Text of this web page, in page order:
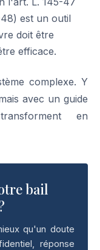
est un outil
doit être
efficace.
complexe. Y
avec un guide
en
bail
qu'un doute
réponse